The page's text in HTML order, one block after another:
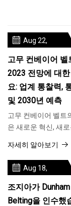
Aug 22,
고무 컨베이어 벨
2023 전망에 대
요: 업계 통찰력,
및 2030년 예측
고무 컨베이어 벨트
은 새로운 혁신, 새로
으로 인해 급격한 변
습니다.
자세히 알아보기
Aug 18,
조지아가
Belting을 인수했